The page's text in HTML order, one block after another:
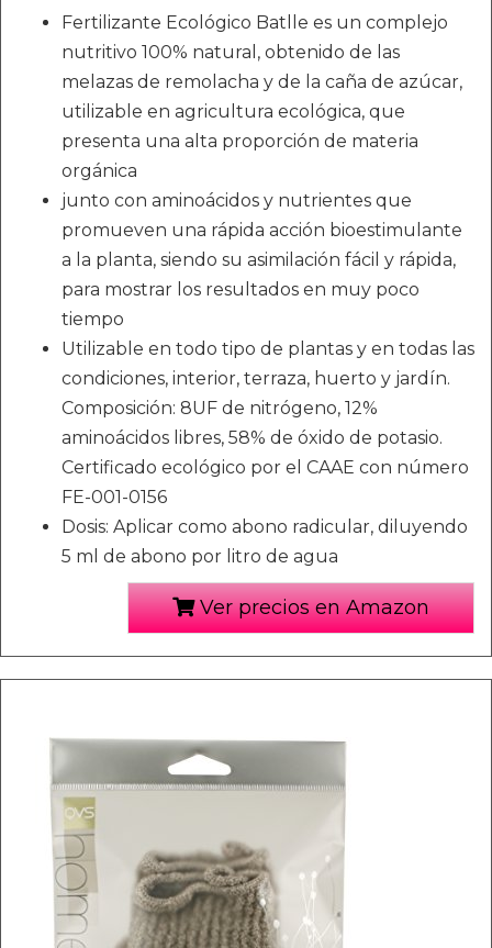
Fertilizante Ecológico Batlle es un complejo
nutritivo 100% natural, obtenido de las
melazas de remolacha y de la caña de azúcar,
utilizable en agricultura ecológica, que
presenta una alta proporción de materia
orgánica
junto con aminoácidos y nutrientes que
promueven una rápida acción bioestimulante
a la planta, siendo su asimilación fácil y rápida,
para mostrar los resultados en muy poco
tiempo
Utilizable en todo tipo de plantas y en todas las
condiciones, interior, terraza, huerto y jardín.
Composición: 8UF de nitrógeno, 12%
aminoácidos libres, 58% de óxido de potasio.
Certificado ecológico por el CAAE con número
FE-001-0156
Dosis: Aplicar como abono radicular, diluyendo
5 ml de abono por litro de agua
Ver precios en Amazon